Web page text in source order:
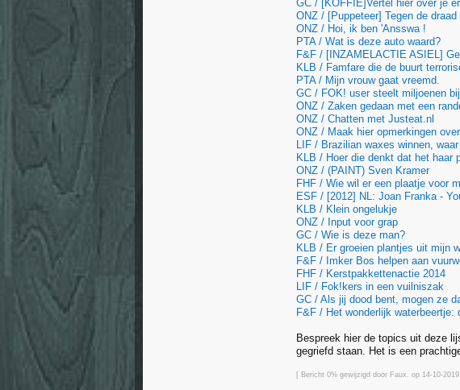
GC / [KOFFIE]Vertel hier over je
ONZ / [Puppeteer] Tegen de draad
ONZ / Hoi, ik ben 'Ansswa !
PTA / Wat is deze auto waard?
F&F / [INZAMELACTIE ASIEL]
KLB / Famfare die de buurt
PTA / Mijn vrouw gaat vreemd.
GC / FOK! user steelt miljoenen
ONZ / Zaken gedaan met een
ONZ / Chatten met Justeat.nl
ONZ / Maak hier opmerkingen
LIF / Brazilian waxes winnen,
KLB / Hoer die denkt dat het haar
ONZ / (PAINT) Sven Kramer
FHF / Wie wil er een plaatje voor
ESF / [2012] NL: Joan Franka -
KLB / Klein ongelukje
ONZ / Input voor grap
GC / Wie is deze man?
KLB / Er groeien plantjes uit mijn
F&F / Imker Bos helpen aan
FHF / Kerstpakkettenactie 2014
LIF / Fok!kers in een vuilniszak
GC / Als jij dood bent, mogen ze
F&F / Het wonderlijk waterbeertje:
Bespreek hier de topics uit deze
gegriefd staan. Het is een
[ Bericht 0% gewijzigd door Faux. op 14-10-